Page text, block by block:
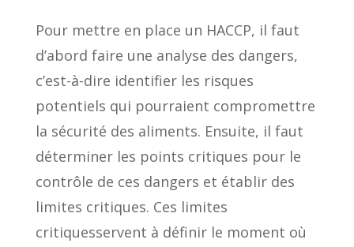
Pour mettre en place un HACCP, il faut
d’abord faire une analyse des dangers,
c’est-à-dire identifier les risques
potentiels qui pourraient compromettre
la sécurité des aliments. Ensuite, il faut
déterminer les points critiques pour le
contrôle de ces dangers et établir des
limites critiques. Ces limites
critiquesservent à définir le moment où